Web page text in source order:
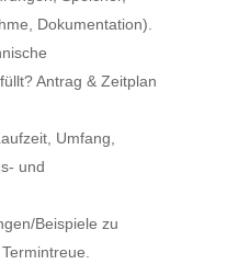
Dokumentation).
Antrag & Zeitplan
Umfang,
und
Beispiele zu